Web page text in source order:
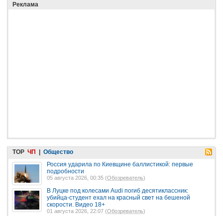
Реклама
TOP ЧП | Общество
Россия ударила по Киевщине баллистикой: первые
подробности
05 августа 2026, 00:35 (Обозреватель)
В Луцке под колесами Audi погиб десятиклассник:
убийца-студент ехал на красный свет на бешеной
скорости. Видео 18+
01 августа 2026, 22:07 (Обозреватель)